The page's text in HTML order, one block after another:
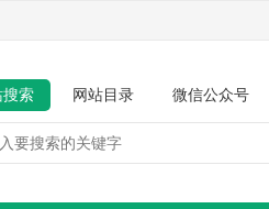
搜索 网站目录 微信公众号